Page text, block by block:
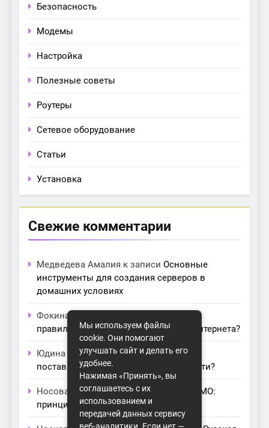
Безопасность
Модемы
Настройка
Полезные советы
Роутеры
Сетевое оборудование
Статьи
Установка
Свежие комментарии
Медведева Амалия к записи Основные
инструменты для создания серверов в
домашних условиях
Фокина Нева
правильный модем для домашнего интернета?
Юдина Ивонак записи Проблемы с
поставщиками интернета: как их обойти?
Носова Агатак записиТехнология MIMO:
принципы работы и её преимущества
Мы используем файлы
cookie. Они помогают
улучшать сайт и делать его
удобнее.
Нажимая «Принять», вы
соглашаетесь с их
использованием и
передачей данных сервису